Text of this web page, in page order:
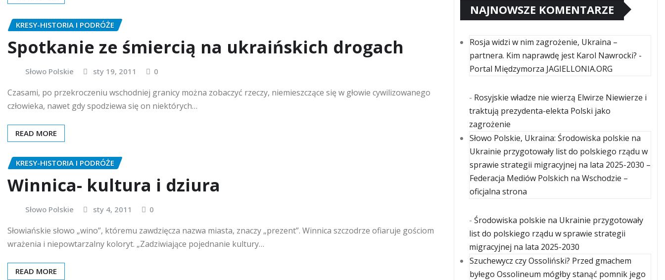
KRESY-HISTORIA I PODRÓŻE
Spotkanie ze śmiercią na ukraińskich drogach
Słowo Polskie sty 19, 2011 0
Czasami, po przekroczeniu wschodniej granicy można zobaczyć rzeczy, niemieszczące się w głowie cywilizowanego
człowieka, nawet gdy spodziewa się on niektórych…
READ MORE
KRESY-HISTORIA I PODRÓŻE
Winnica- kultura i dziura
Słowo Polskie sty 4, 2011 0
Słowiańskie słowo „wino”, któremu zawdzięcza nazwa miasta, znaczy „prezent”. Winnica szczodrze ofiaruje gościom
wrażenia i niepowtarzalny koloryt. „Zadziwiające pojednanie kultury…
READ MORE
NAJNOWSZE KOMENTARZE
Rosja widzi w nim zagrożenie, Ukraina –
partnera. Kim naprawdę jest Karol Nawrocki? -
Portal Międzymorza JAGIELLONIA.ORG
- Rosyjskie władze nie wierzą Elwirze Niewierze i
traktują prezydenta-elekta Polski jako
zagrożenie
Słowo Polskie, Ukraina: Środowiska polskie na
Ukrainie przygotowały list do polskiego rządu w
sprawie strategii migracyjnej na lata 2025-2030 –
Federacja Mediów Polskich na Wschodzie –
oficjalna strona
- Środowiska polskie na Ukrainie przygotowały
list do polskiego rządu w sprawie strategii
migracyjnej na lata 2025-2030
Szuchewycz czy Ossoliński? Przed gmachem
byłego Ossolineum mógłby stanąć pomnik jego